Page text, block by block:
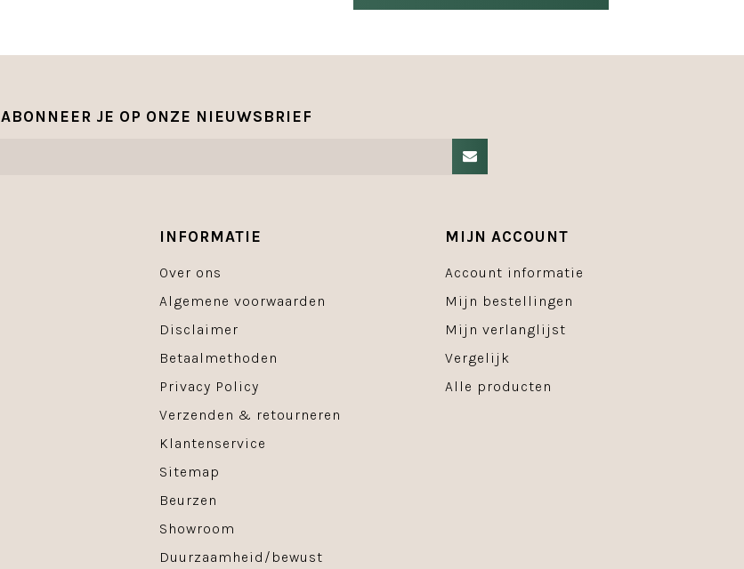
ABONNEER JE OP ONZE NIEUWSBRIEF
INFORMATIE
Over ons
Algemene voorwaarden
Disclaimer
Betaalmethoden
Privacy Policy
Verzenden & retourneren
Klantenservice
Sitemap
Beurzen
Showroom
Duurzaamheid/bewust
MIJN ACCOUNT
Account informatie
Mijn bestellingen
Mijn verlanglijst
Vergelijk
Alle producten